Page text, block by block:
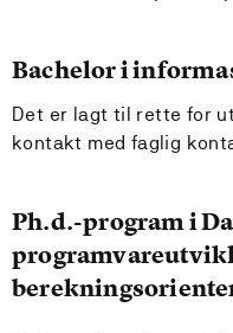
Bachelor i
Det er lagt til rette for
kontakt med faglig
Ph.d.-program i